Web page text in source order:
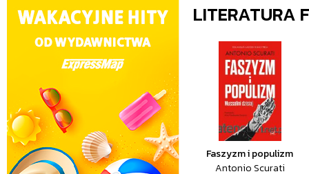
LITERATURA
Faszyzm i populizm
Antonio Scurati